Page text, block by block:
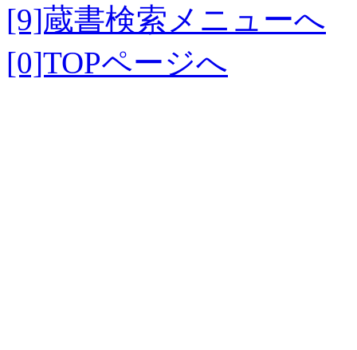
[9]蔵書検索メニューへ
[0]TOPページへ